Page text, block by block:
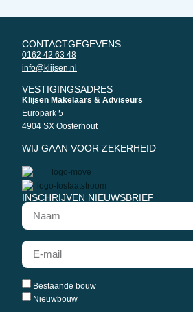
CONTACTGEGEVENS
0162 42 63 48
info@klijsen.nl
VESTIGINGSADRES
Klijsen Makelaars & Adviseurs
Europark 5
4904 SX Oosterhout
WIJ GAAN VOOR ZEKERHEID
INSCHRIJVEN NIEUWSBRIEF
Bestaande bouw
Nieuwbouw